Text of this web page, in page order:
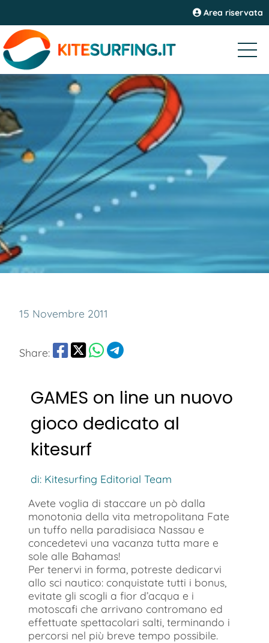
Area riservata
15 Novembre 2011
Share:
GAMES on line un nuovo
gioco dedicato al
kitesurf
di: Kitesurfing Editorial Team
Avete voglia di staccare un pò dalla
monotonia della vita metropolitana Fate
un tuffo nella paradisiaca Nassau e
concedetevi una vacanza tutta mare e
sole alle Bahamas!
Per tenervi in forma, potreste dedicarvi
allo sci nautico: conquistate tutti i bonus,
evitate gli scogli a fior d’acqua e i
motoscafi che arrivano contromano ed
effettuate spettacolari salti, terminando i
percorsi nel più breve tempo possibile.